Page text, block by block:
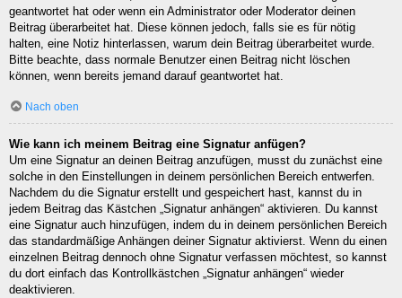
geantwortet hat oder wenn ein Administrator oder Moderator deinen
Beitrag überarbeitet hat. Diese können jedoch, falls sie es für nötig
halten, eine Notiz hinterlassen, warum dein Beitrag überarbeitet wurde.
Bitte beachte, dass normale Benutzer einen Beitrag nicht löschen
können, wenn bereits jemand darauf geantwortet hat.
Nach oben
Wie kann ich meinem Beitrag eine Signatur anfügen?
Um eine Signatur an deinen Beitrag anzufügen, musst du zunächst eine
solche in den Einstellungen in deinem persönlichen Bereich entwerfen.
Nachdem du die Signatur erstellt und gespeichert hast, kannst du in
jedem Beitrag das Kästchen „Signatur anhängen“ aktivieren. Du kannst
eine Signatur auch hinzufügen, indem du in deinem persönlichen Bereich
das standardmäßige Anhängen deiner Signatur aktivierst. Wenn du einen
einzelnen Beitrag dennoch ohne Signatur verfassen möchtest, so kannst
du dort einfach das Kontrollkästchen „Signatur anhängen“ wieder
deaktivieren.